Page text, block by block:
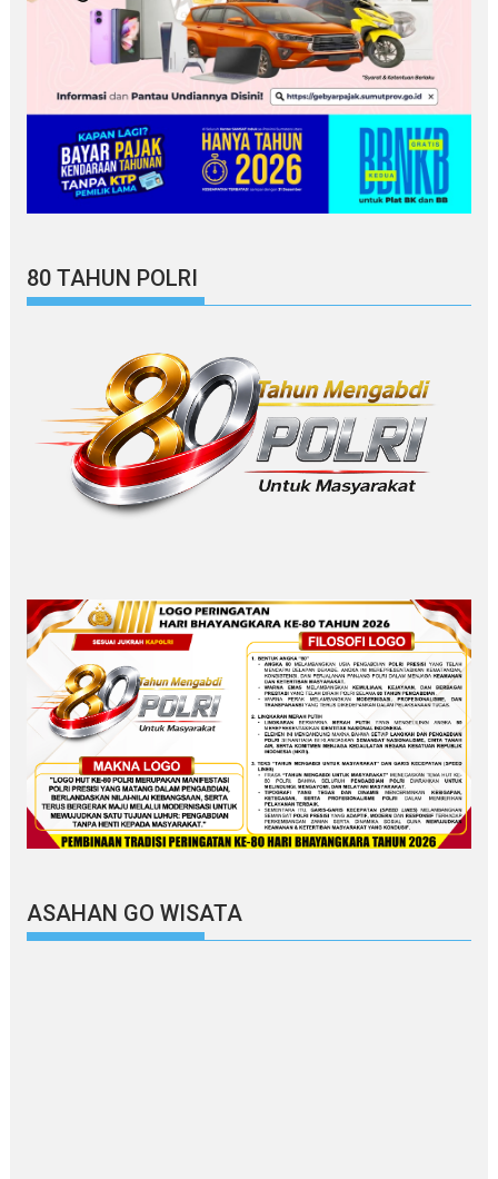
80 TAHUN POLRI
ASAHAN GO WISATA